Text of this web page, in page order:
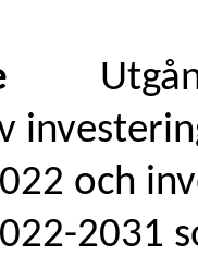
och
2031